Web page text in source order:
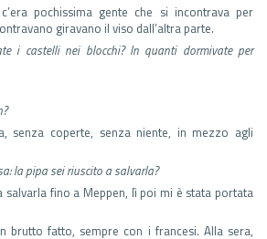
pochissima gente che si incontrava per
giravano il viso dall’altra parte.
i castelli nei blocchi? In quanti dormivate per
senza coperte, senza niente, in mezzo agli
la pipa sei riuscito a salvarla?
salvarla fino a Meppen, lì poi mi è stata portata
brutto fatto, sempre con i francesi. Alla sera,